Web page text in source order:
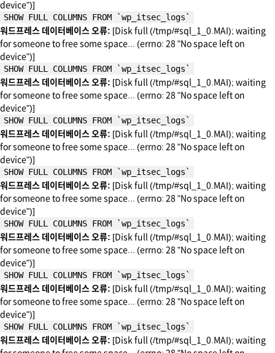
device")]
SHOW FULL COLUMNS FROM `wp_itsec_logs`
워드프레스 데이터베이스 오류: [Disk full (/tmp/#sql_1_0.MAI); waiting
for someone to free some space... (errno: 28 "No space left on
device")]
SHOW FULL COLUMNS FROM `wp_itsec_logs`
워드프레스 데이터베이스 오류: [Disk full (/tmp/#sql_1_0.MAI); waiting
for someone to free some space... (errno: 28 "No space left on
device")]
SHOW FULL COLUMNS FROM `wp_itsec_logs`
워드프레스 데이터베이스 오류: [Disk full (/tmp/#sql_1_0.MAI); waiting
for someone to free some space... (errno: 28 "No space left on
device")]
SHOW FULL COLUMNS FROM `wp_itsec_logs`
워드프레스 데이터베이스 오류: [Disk full (/tmp/#sql_1_0.MAI); waiting
for someone to free some space... (errno: 28 "No space left on
device")]
SHOW FULL COLUMNS FROM `wp_itsec_logs`
워드프레스 데이터베이스 오류: [Disk full (/tmp/#sql_1_0.MAI); waiting
for someone to free some space... (errno: 28 "No space left on
device")]
SHOW FULL COLUMNS FROM `wp_itsec_logs`
워드프레스 데이터베이스 오류: [Disk full (/tmp/#sql_1_0.MAI); waiting
for someone to free some space... (errno: 28 "No space left on
device")]
SHOW FULL COLUMNS FROM `wp_itsec_logs`
워드프레스 데이터베이스 오류: [Disk full (/tmp/#sql_1_0.MAI); waiting